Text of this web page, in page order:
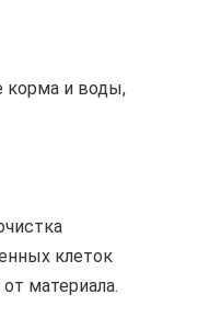
корма и воды,
клеток
материала.